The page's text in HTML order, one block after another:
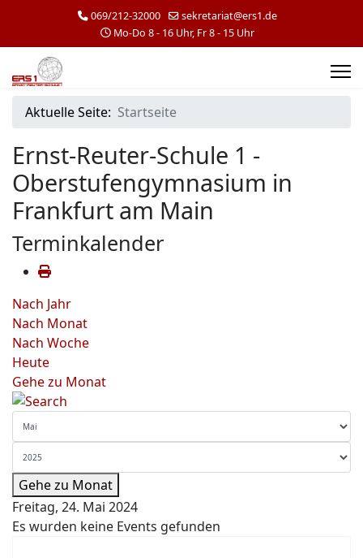
069/212-32000
sekretariat@ers1.de
Mo-Do 8 - 16 Uhr, Fr 8 - 15 Uhr
Aktuelle Seite: Startseite
Ernst-Reuter-Schule 1 -
Oberstufengymnasium in
Frankfurt am Main
Terminkalender
Nach Jahr
Nach Monat
Nach Woche
Heute
Gehe zu Monat
Gehe zu Monat
Freitag, 24. Mai 2024
Es wurden keine Events gefunden